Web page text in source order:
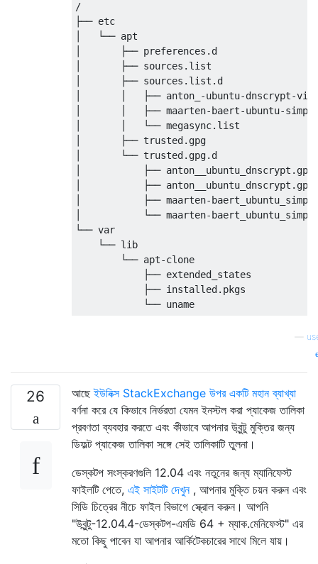
/
├── etc
│   └── apt
│       ├── preferences.d
│       ├── sources.list
│       ├── sources.list.d
│       │   ├── anton_-ubuntu-dnscrypt-
│       │   ├── maarten-baert-ubuntu-
│       │   └── megasync.list
│       ├── trusted.gpg
│       └── trusted.gpg.d
│           ├── anton__ubuntu_dnscrypt.gpg
│           ├──
│           ├── maarten-
│           └── maarten-
└── var
    └── lib
        └── apt-clone
            ├── extended_states
            ├── installed.pkgs
26 আছেইউনিক্স StackExchange উপর একটি মহান ব্যাখ্যা
বর্ণনা করে যে কিভাবে নির্ভরতা যেমন ইনস্টল করা প্যাকেজ তালিকা
প্রবণতা ব্যবহার করতে এবং কীভাবে আপনার উবুন্টু মুক্তির জন্য
ডিফল্ট প্যাকেজ তালিকা সঙ্গে সেই তালিকাটি তুলনা।
ডেস্কটপ সংস্করণগুলি 12.04 এবং নতুনের জন্য ম্যানিফেস্ট
ফাইলটি পেতে, এই সাইটটি দেখুন, আপনার মুক্তি চয়ন করুন এবং
সিডি চিত্রের নীচে ফাইল বিভাগে স্ক্রোল করুন। আপনি
"উবুন্টু-12.04.4-ডেস্কটপ-এমডি 64 + ম্যাক.মেনিফেস্ট" এর
মতো কিছু পাবেন যা আপনার আর্কিটেকচারের সাথে মিলে যায়।